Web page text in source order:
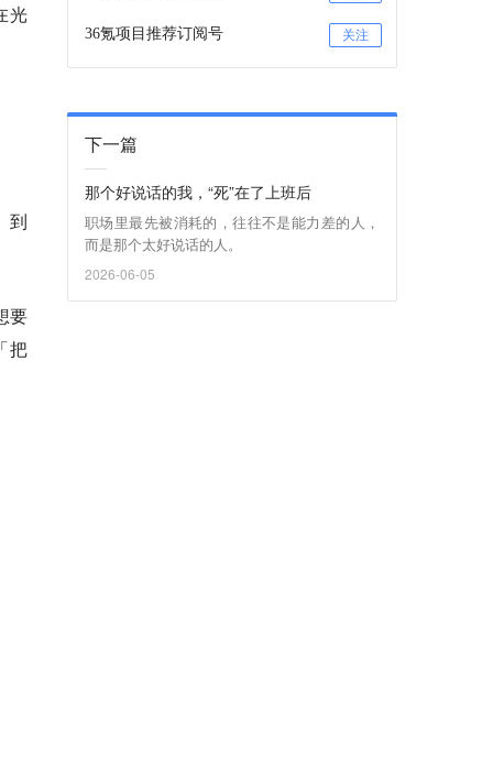
光
到
要
把
36氪项目推荐订阅号 关注
下一篇
那个好说话的我，“死”在了上班后
职场里最先被消耗的，往往不是能力差的人，
而是那个太好说话的人。
2026-06-05